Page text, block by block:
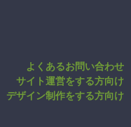
よくあるお問い合わせ
サイト運営をする方向け
デザイン制作をする方向け